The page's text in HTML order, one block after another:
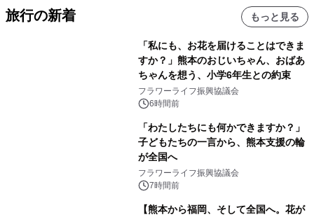
旅行の新着 もっと見る
「私にも、お花を届けることはできま
すか？」熊本のおじいちゃん、おばあ
ちゃんを想う、小学6年生との約束
フラワーライフ振興協議会
6時間前
「わたしたちにも何かできますか？」
子どもたちの一言から、熊本支援の輪
が全国へ
フラワーライフ振興協議会
7時間前
【熊本から福岡、そして全国へ。花が